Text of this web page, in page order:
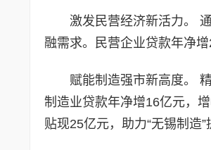
激发民营经济新活力。
融需求。民营企业贷款年净
赋能制造强市新高度。
制造业贷款年净增16亿元，
贴现25亿元，助力“无锡制造”